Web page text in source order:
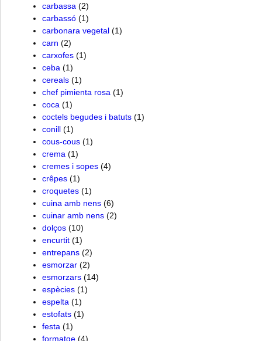
carbassa (2)
carbassó (1)
carbonara vegetal (1)
carn (2)
carxofes (1)
ceba (1)
cereals (1)
chef pimienta rosa (1)
coca (1)
coctels begudes i batuts (1)
conill (1)
cous-cous (1)
crema (1)
cremes i sopes (4)
crêpes (1)
croquetes (1)
cuina amb nens (6)
cuinar amb nens (2)
dolços (10)
encurtit (1)
entrepans (2)
esmorzar (2)
esmorzars (14)
espècies (1)
espelta (1)
estofats (1)
festa (1)
formatge (4)